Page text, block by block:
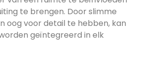
te brengen. Door slimme
oog voor detail te hebben, kan
geïntegreerd in elk